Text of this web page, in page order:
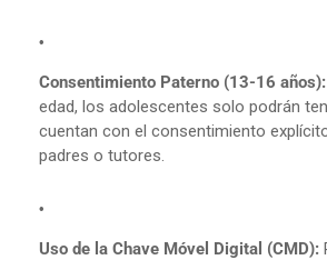
Consentimiento Paterno (13-16 años):
edad, los adolescentes solo podrán
cuentan con el consentimiento
padres o tutores.
Uso de la Chave Móvel Digital (CMD):